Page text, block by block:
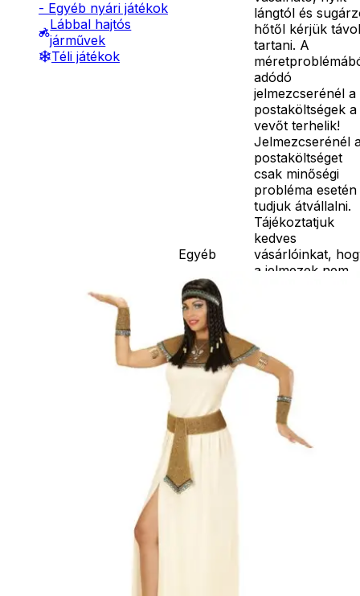
- Egyéb nyári játékok
Lábbal hajtós
járművek
Téli játékok
Egyéb
lángtól és
hőtől kérjük távol
tartani. A
adódó
jelmezcserénél a
postaköltségek a
vevőt terhelik!
Jelmezcserénél
postaköltséget
csak minőségi
probléma esetén
tudjuk átvállalni.
Tájékoztatjuk
kedves
vásárlóinkat,
a jelmezek nem
paróka, kesztyű,
kardok, kemény
kalapok,
varázspálca,
seprű, szakáll,
bajusz, műanyag
korona, esernyő,